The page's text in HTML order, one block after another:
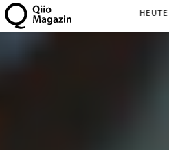
HEUTE